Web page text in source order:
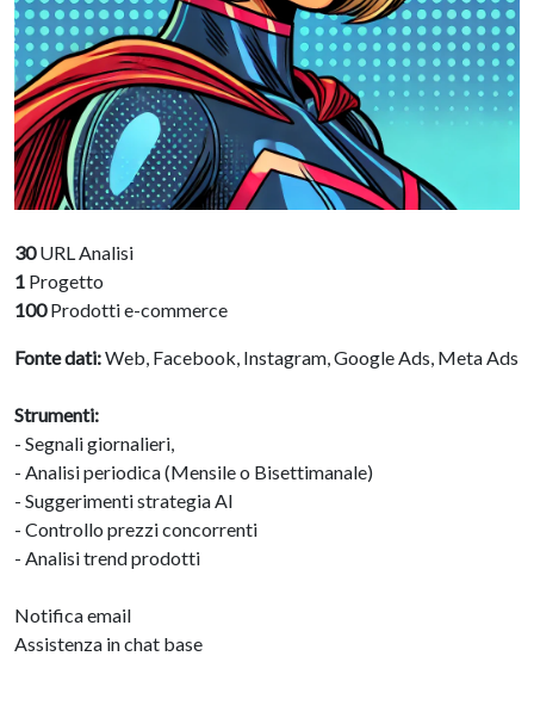
30URL Analisi
1 Progetto
100Prodotti e-commerce
Fonte dati:Web, Facebook, Instagram, Google Ads, Meta Ads
Strumenti:
- Segnali giornalieri,
- Analisi periodica (Mensile o Bisettimanale)
- Suggerimenti strategia AI
- Controllo prezzi concorrenti
- Analisi trend prodotti
Notifica email
Assistenza in chat base